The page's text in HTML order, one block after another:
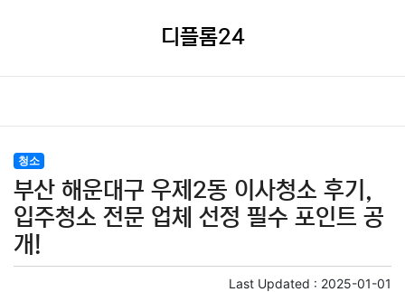
디플롬24
청소
부산 해운대구 우제2동 이사청소 후기,
입주청소 전문 업체 선정 필수 포인트 공
개!
Last Updated : 2025-01-01